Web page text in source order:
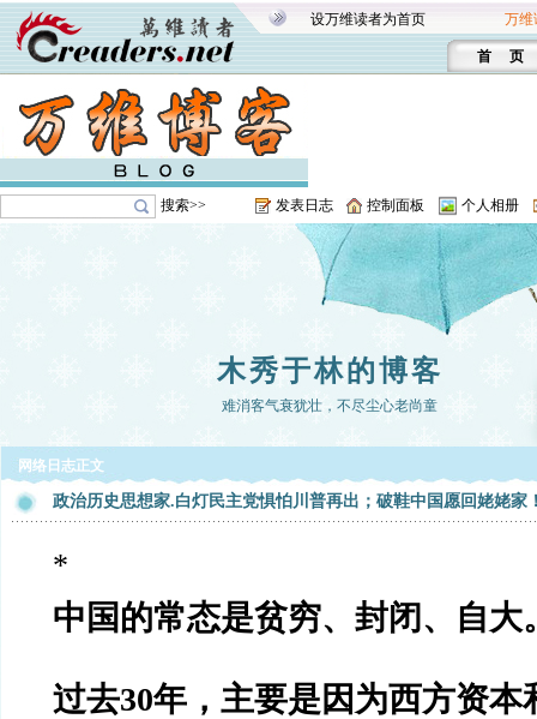
设万维读者为首页 万维
首 页
搜索>> 发表日志 控制面板 个人相册
木秀于林的博客
难消客气衰犹壮，不尽尘心老尚童
网络日志正文
政治历史思想家.白灯民主党惧怕川普再出；破鞋中国愿回姥姥家
*
中国的常态是贫穷、封闭、自大
过去30年，主要是因为西方资本